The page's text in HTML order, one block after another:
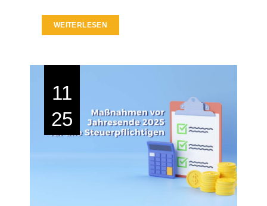
WEITERLESEN
11
25